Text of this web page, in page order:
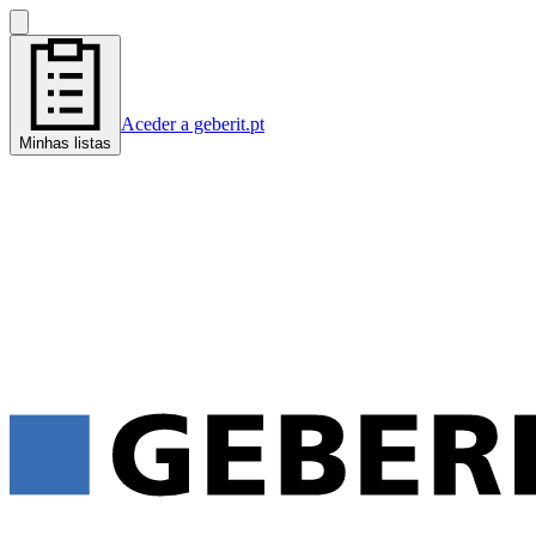
Minhas listas
Aceder a geberit.pt